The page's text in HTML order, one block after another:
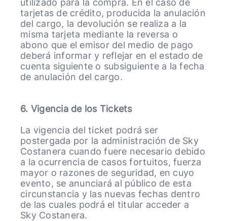
utilizado para la compra. En el caso de
tarjetas de crédito, producida la anulación
del cargo, la devolución se realiza a la
misma tarjeta mediante la reversa o
abono que el emisor del medio de pago
deberá informar y reflejar en el estado de
cuenta siguiente o subsiguiente a la fecha
de anulación del cargo.
6. Vigencia de los Tickets
La vigencia del ticket podrá ser
postergada por la administración de Sky
Costanera cuando fuere necesario debido
a la ocurrencia de casos fortuitos, fuerza
mayor o razones de seguridad, en cuyo
evento, se anunciará al público de esta
circunstancia y las nuevas fechas dentro
de las cuales podrá el titular acceder a
Sky Costanera.